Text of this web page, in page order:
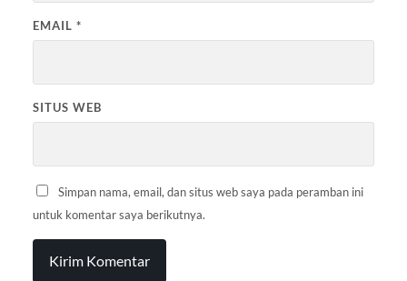
EMAIL *
SITUS WEB
Simpan nama, email, dan situs web saya pada peramban ini
untuk komentar saya berikutnya.